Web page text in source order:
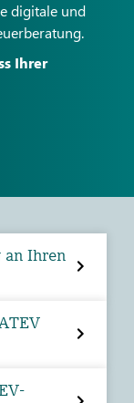
digitale und
Ihrer
an Ihren